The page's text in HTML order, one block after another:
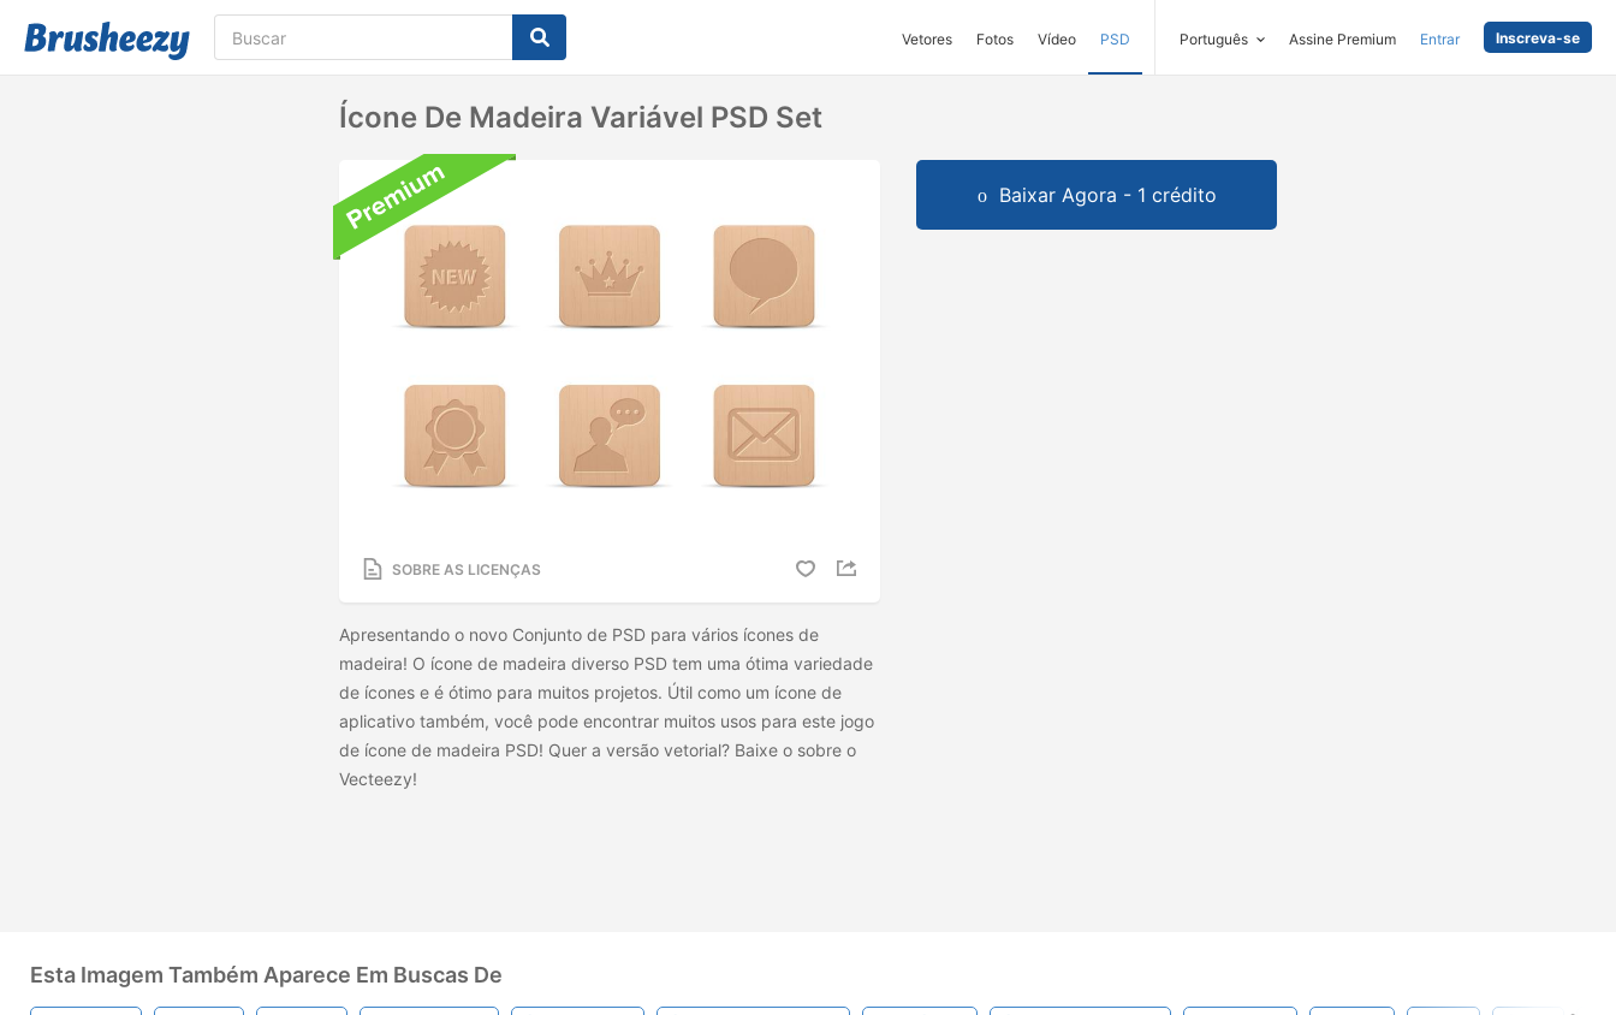
Vetores Fotos Vídeo PSD Português Assine Premium Entrar Inscreva-se
Ícone De Madeira Variável PSD Set
SOBRE AS LICENÇAS
Apresentando o novo Conjunto de PSD para vários ícones de
madeira! O ícone de madeira diverso PSD tem uma ótima variedade
de ícones e é ótimo para muitos projetos. Útil como um ícone de
aplicativo também, você pode encontrar muitos usos para este jogo
de ícone de madeira PSD! Quer a versão vetorial? Baixe o sobre o
Vecteezy!
Baixar Agora - 1 crédito
Esta Imagem Também Aparece Em Buscas De